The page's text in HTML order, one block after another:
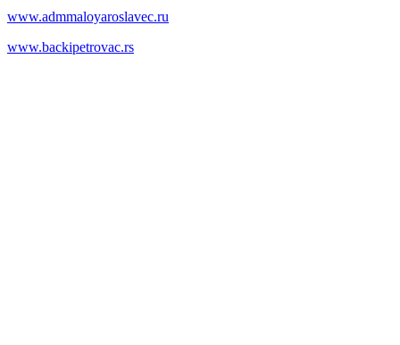
www.admmaloyaroslavec.ru
www.backipetrovac.rs